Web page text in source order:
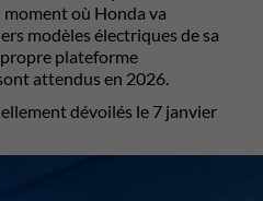
moment où Honda va
modèles électriques de sa
plateforme
attendus en 2026.
dévoilés le 7 janvier